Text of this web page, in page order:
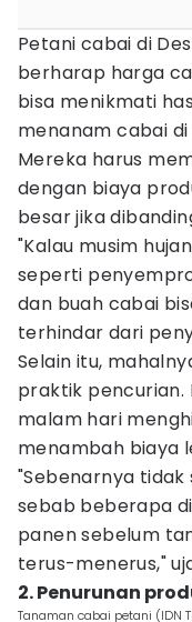
Petani cabai di
berharap harga
bisa menikmati
menanam cabai
Mereka harus
dengan biaya
besar jika
"Kalau musim
seperti
dan buah cabai
terhindar dari
Selain itu,
praktik pencurian.
malam hari
menambah biaya
"Sebenarnya
sebab beberapa
panen sebelum
terus-menerus,"
2. Penurunan
Tanaman cabai petani (IDN